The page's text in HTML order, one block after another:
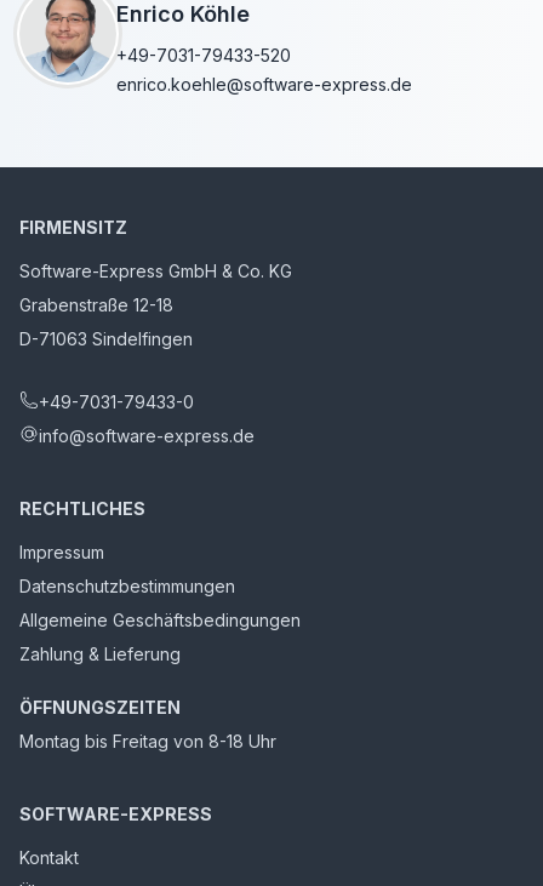
Enrico Köhle
+49-7031-79433-520
enrico.koehle@software-express.de
FIRMENSITZ
Software-Express GmbH & Co. KG
Grabenstraße 12-18
D-71063 Sindelfingen
+49-7031-79433-0
info@software-express.de
RECHTLICHES
Impressum
Datenschutzbestimmungen
Allgemeine Geschäftsbedingungen
Zahlung & Lieferung
ÖFFNUNGSZEITEN
Montag bis Freitag von 8-18 Uhr
SOFTWARE-EXPRESS
Kontakt